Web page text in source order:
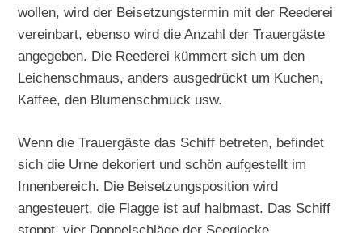
wollen, wird der Beisetzungstermin mit der Reederei
vereinbart, ebenso wird die Anzahl der Trauergäste
angegeben. Die Reederei kümmert sich um den
Leichenschmaus, anders ausgedrückt um Kuchen,
Kaffee, den Blumenschmuck usw.
Wenn die Trauergäste das Schiff betreten, befindet
sich die Urne dekoriert und schön aufgestellt im
Innenbereich. Die Beisetzungsposition wird
angesteuert, die Flagge ist auf halbmast. Das Schiff